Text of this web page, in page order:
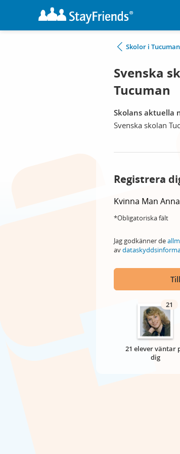
Skolor i Tucuman
Svenska
Tucuman
Skolans aktuella
Svenska skolan
Registrera
Kvinna Man
*Obligatoriska fält
Jag godkänner de
av
21
21 elever väntar
dig